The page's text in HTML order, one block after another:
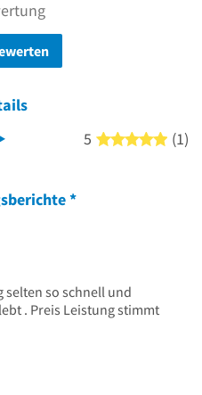
5 5 von
(1)
*
selten so schnell und
. Preis Leistung stimmt